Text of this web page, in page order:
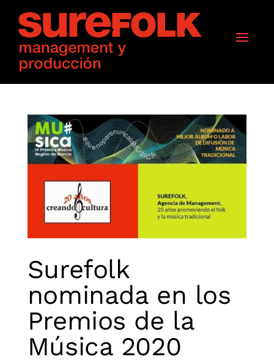
Surefolk
nominada en los
Premios de la
Música 2020